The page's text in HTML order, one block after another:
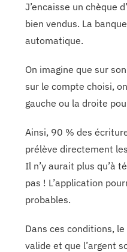
J’encaisse un chèque
bien vendus. La
automatique.
On imagine que sur
sur le compte choisi,
gauche ou la droite
Ainsi, 90 % des
prélève directement
Il n’y aurait plus qu’à
pas ! L’application
probables.
Dans ces conditions,
valide et que l’argent